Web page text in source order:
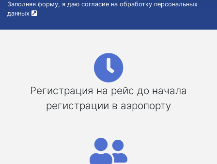
Заполняя форму, я даю согласие на обработку персональных
данных
Регистрация на рейс до начала
регистрации в аэропорту